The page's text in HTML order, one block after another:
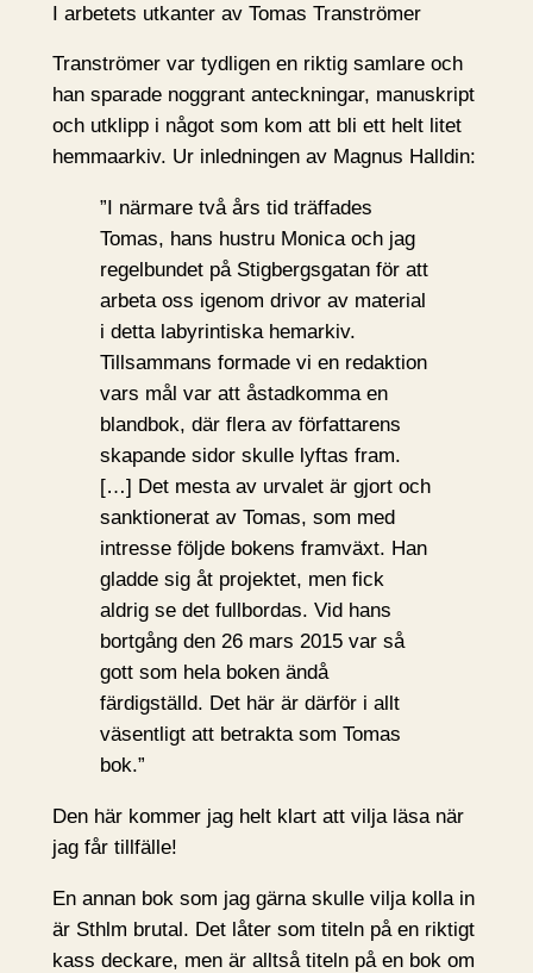
I arbetets utkanter av Tomas Tranströmer
Tranströmer var tydligen en riktig samlare och
han sparade noggrant anteckningar, manuskript
och utklipp i något som kom att bli ett helt litet
hemmaarkiv. Ur inledningen av Magnus Halldin:
”I närmare två års tid träffades
Tomas, hans hustru Monica och jag
regelbundet på Stigbergsgatan för att
arbeta oss igenom drivor av material
i detta labyrintiska hemarkiv.
Tillsammans formade vi en redaktion
vars mål var att åstadkomma en
blandbok, där flera av författarens
skapande sidor skulle lyftas fram.
[…] Det mesta av urvalet är gjort och
sanktionerat av Tomas, som med
intresse följde bokens framväxt. Han
gladde sig åt projektet, men fick
aldrig se det fullbordas. Vid hans
bortgång den 26 mars 2015 var så
gott som hela boken ändå
färdigställd. Det här är därför i allt
väsentligt att betrakta som Tomas
bok.”
Den här kommer jag helt klart att vilja läsa när
jag får tillfälle!
En annan bok som jag gärna skulle vilja kolla in
är Sthlm brutal. Det låter som titeln på en riktigt
kass deckare, men är alltså titeln på en bok om